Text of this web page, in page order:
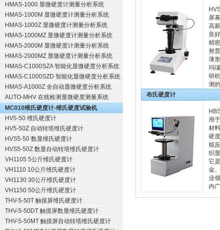
HMAS-1000 显微硬度计测量分析系统
HMAS-1000M 显微硬度计测量分析系统
HMAS-1000Z 显微硬度计测量分析系统
HMAS-1000MZ 显微硬度计测量分析系统
HMAS-2000M 显微硬度计测量分析系统
HMAS-2000MZ 显微硬度计测量分析系统
HMAS-C1000SZA 智能化显微硬度分析系统
HMAS-C1000SZD 智能化显微硬度分析系统
HMAS-A1000Z 全自动显微硬度分析系统
AUTO-MHV 在线检测显微硬度测量系统
MC010维氏硬度计-维氏硬度试验机
HV5-50 维氏硬度计
HV5-50Z 自动转塔维氏硬度计
HVS5-50 数显维氏硬度计
HVS5-50Z 数显自动转塔维氏硬度计
VH1105 5公斤维氏硬度计
VH1110 10公斤维氏硬度计
VH1130 30公斤维氏硬度计
VH1150 50公斤维氏硬度计
THV-5-50T 触摸屏维氏硬度计
THV-5-50DT 触摸屏数显维氏硬度计
THV-5-50MT 触摸屏自动转塔维氏硬度计
屏
高
良
精
努
薄
玛
研
测
布氏硬度计
用
材
硬
能
织
它
金
业
内